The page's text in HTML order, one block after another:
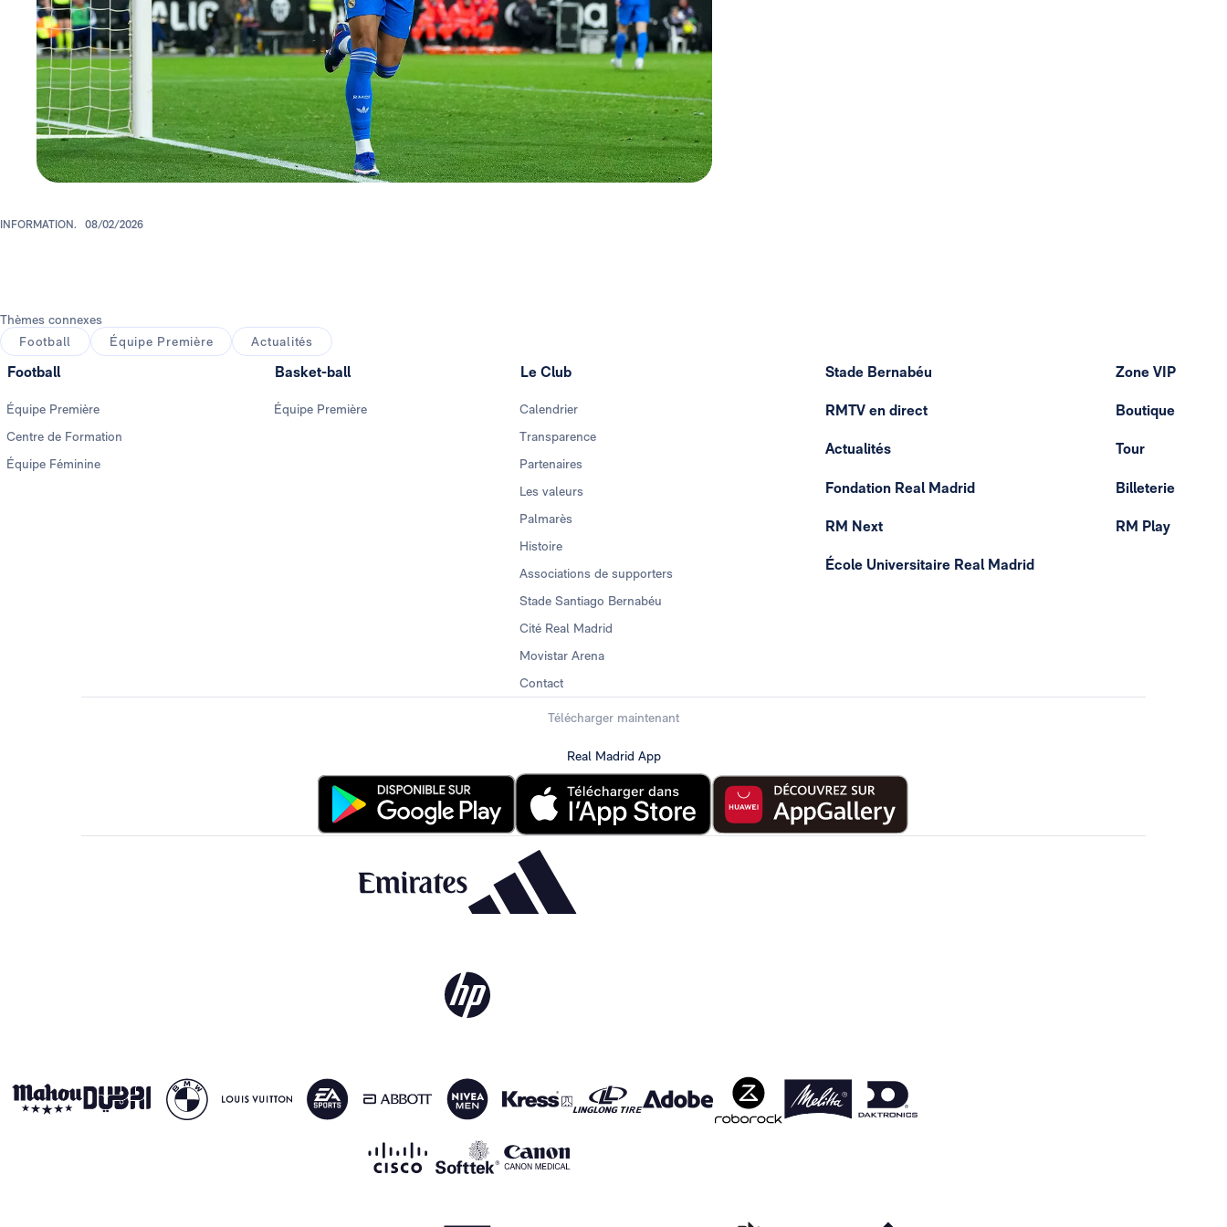
INFORMATION. 08/02/2026
Thèmes connexes
Football
Équipe Première Actualités
Football
Équipe Première
Centre de Formation
Équipe Féminine
Basket-ball
Équipe Première
Le Club
Calendrier
Transparence
Partenaires
Les valeurs
Palmarès
Histoire
Associations de supporters
Stade Santiago Bernabéu
Cité Real Madrid
Movistar Arena
Contact
Stade Bernabéu
RMTV en direct
Actualités
Fondation Real Madrid
RM Next
École Universitaire Real Madrid
Zone VIP
Boutique
Tour
Billeterie
RM Play
Télécharger maintenant
Real Madrid App